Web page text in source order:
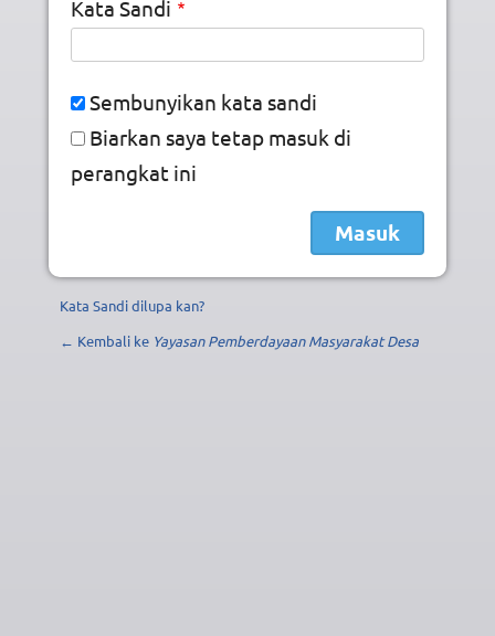
Kata Sandi
Sembunyikan kata sandi
Biarkan saya tetap masuk di
perangkat ini
Kata Sandi dilupa kan?
← Kembali ke Yayasan Pemberdayaan Masyarakat Desa